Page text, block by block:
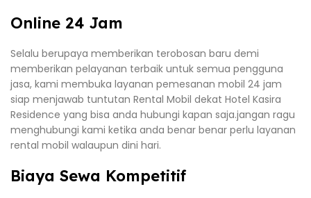
Online 24 Jam
Selalu berupaya memberikan terobosan baru demi
memberikan pelayanan terbaik untuk semua pengguna
jasa, kami membuka layanan pemesanan mobil 24 jam
siap menjawab tuntutan Rental Mobil dekat Hotel Kasira
Residence yang bisa anda hubungi kapan saja.jangan ragu
menghubungi kami ketika anda benar benar perlu layanan
rental mobil walaupun dini hari.
Biaya Sewa Kompetitif